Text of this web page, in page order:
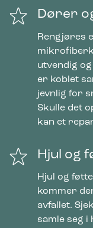
Dører
Rengjøres
utvendig
er koblet
jevnlig for
Skulle det
kan et
Hjul og
Hjul og
kommer
avfallet.
samle seg i